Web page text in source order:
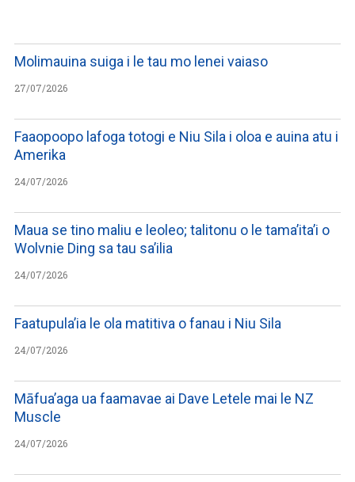
Molimauina suiga i le tau mo lenei vaiaso
27/07/2026
Faaopoopo lafoga totogi e Niu Sila i oloa e auina atu i
Amerika
24/07/2026
Maua se tino maliu e leoleo; talitonu o le tama’ita’i o
Wolvnie Ding sa tau sa’ilia
24/07/2026
Faatupula’ia le ola matitiva o fanau i Niu Sila
24/07/2026
Māfua’aga ua faamavae ai Dave Letele mai le NZ
Muscle
24/07/2026